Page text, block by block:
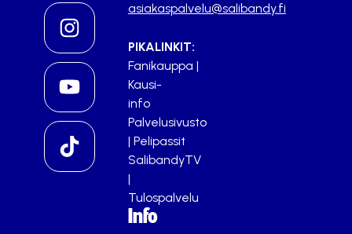
asiakaspalvelu@salibandy.fi
PIKALINKIT:
Fanikauppa |
Kausi-
info
Palvelusivusto
| Pelipassit
SalibandyTV
|
Tulospalvelu
Info